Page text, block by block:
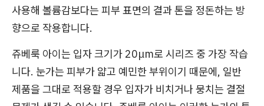
사용해 볼륨감보다는 피부 표면의 결과 톤을 정돈하는 방
향으로 작용합니다.
쥬베룩 아이는 입자 크기가 20μm로 시리즈 중 가장 작습
니다. 눈가는 피부가 얇고 예민한 부위이기 때문에, 일반
제품을 그대로 적용할 경우 입자가 비치거나 뭉치는 결절